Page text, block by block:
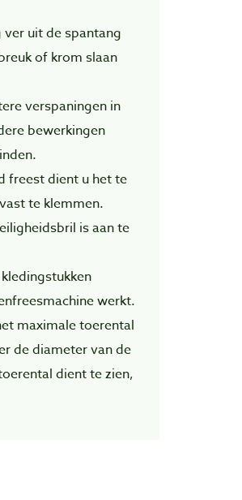
ver uit de spantang
of krom slaan
verspaningen in
bewerkingen
freest dient u het te
te klemmen.
is aan te
werkt.
maximale toerental
de diameter van de
dient te zien,